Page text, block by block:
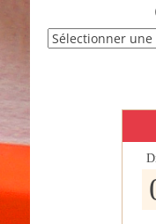
Catégories